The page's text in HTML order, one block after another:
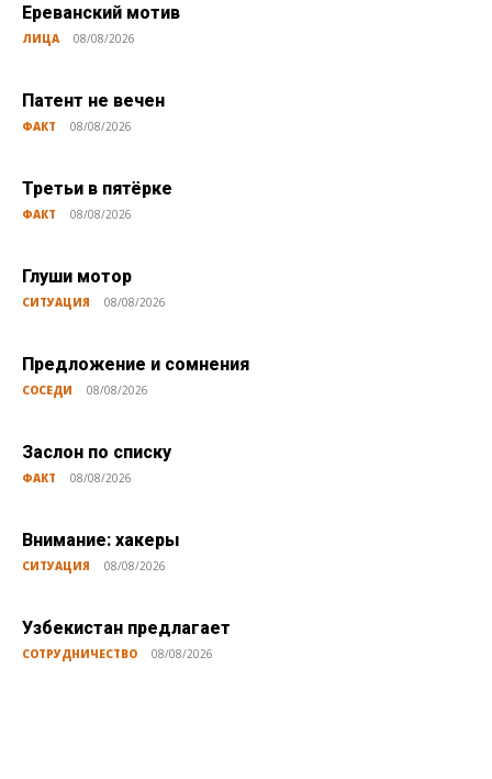
Ереванский мотив
ЛИЦА 08/08/2026
Патент не вечен
ФАКТ 08/08/2026
Третьи в пятёрке
ФАКТ 08/08/2026
Глуши мотор
СИТУАЦИЯ 08/08/2026
Предложение и сомнения
СОСЕДИ 08/08/2026
Заслон по списку
ФАКТ 08/08/2026
Внимание: хакеры
СИТУАЦИЯ 08/08/2026
Узбекистан предлагает
СОТРУДНИЧЕСТВО 08/08/2026